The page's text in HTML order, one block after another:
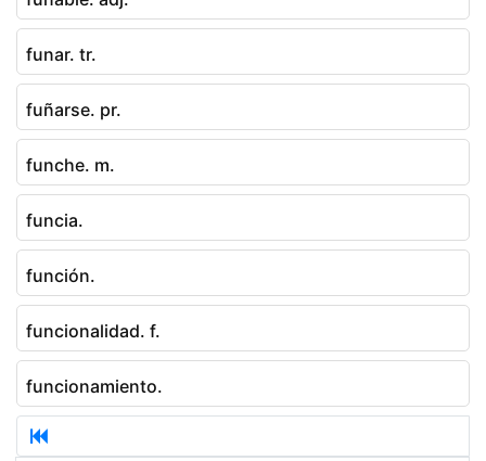
funar. tr.
fuñarse. pr.
funche. m.
funcia.
función.
funcionalidad. f.
funcionamiento.